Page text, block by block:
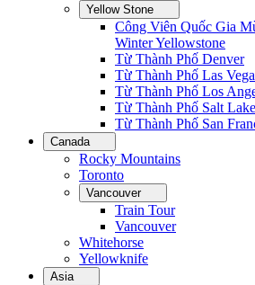
Yellow Stone
Công Viên Quốc Gia
Winter Yellowstone
Từ Thành Phố Denver
Từ Thành Phố Las
Từ Thành Phố Los
Từ Thành Phố Salt Lake
Từ Thành Phố San
Canada
Rocky Mountains
Toronto
Vancouver
Train Tour
Vancouver
Whitehorse
Yellowknife
Asia